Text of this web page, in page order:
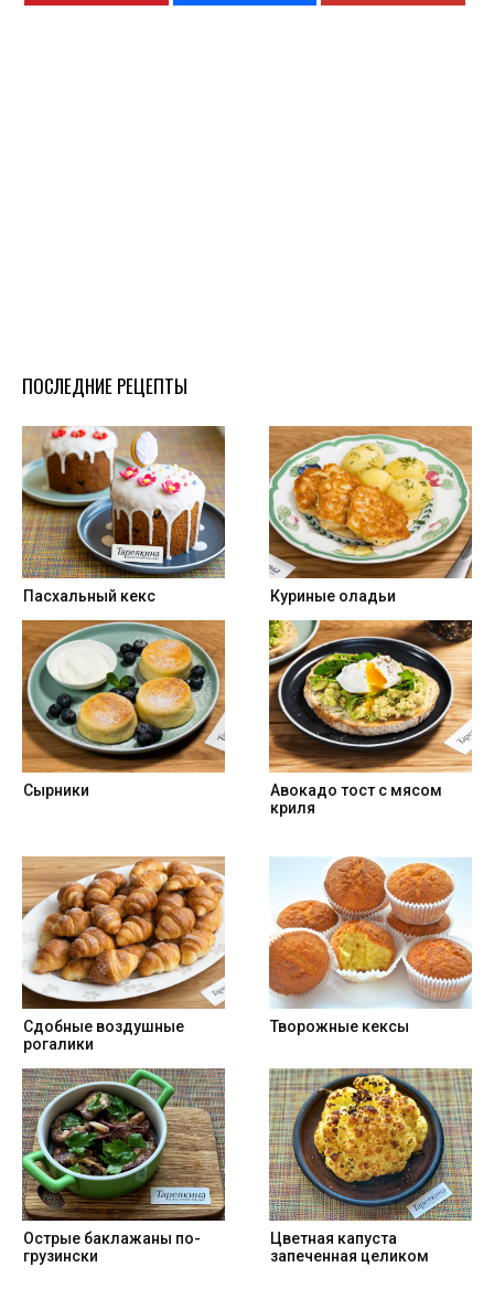
ПОСЛЕДНИЕ РЕЦЕПТЫ
Пасхальный кекс Куриные оладьи
Сырники
Авокадо тост с мясом
криля
Cдобные воздушные
рогалики
Творожные кексы
Острые баклажаны по-
грузински
Цветная капуста
запеченная целиком